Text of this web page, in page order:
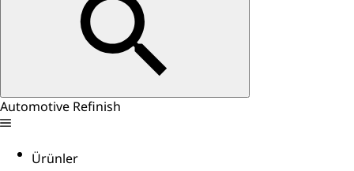
Automotive Refinish
Ürünler